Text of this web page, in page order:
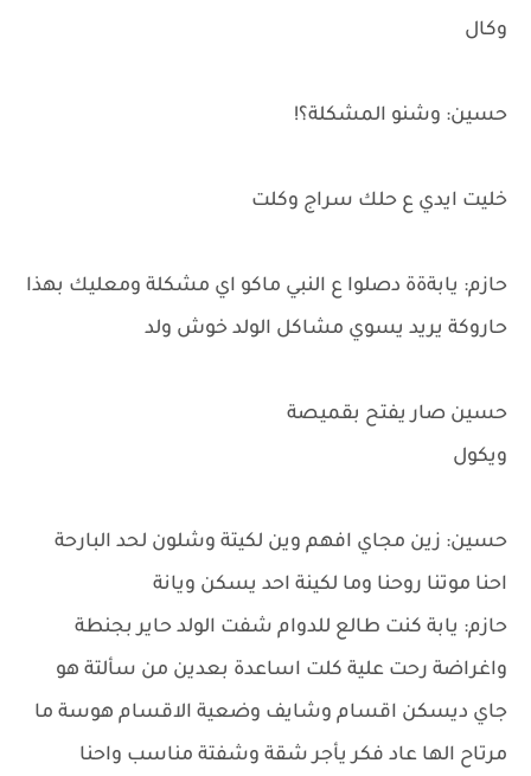
وكال
حسين: وشنو المشكلة؟!
خليت ايدي ع حلك سراج وكلت
حازم: يابةةة دصلوا ع النبي ماكو اي مشكلة ومعليك بهذا
حاروكة يريد يسوي مشاكل الولد خوش ولد
حسين صار يفتح بقميصة
ويكول
حسين: زين مجاي افهم وين لكيتة وشلون لحد البارحة
احنا موتنا روحنا وما لكينة احد يسكن ويانة
حازم: يابة كنت طالع للدوام شفت الولد حاير بجنطة
واغراضة رحت علية كلت اساعدة بعدين من سألتة هو
جاي ديسكن اقسام وشايف وضعية الاقسام هوسة ما
مرتاح الها عاد فكر يأجر شقة وشفتة مناسب واحنا